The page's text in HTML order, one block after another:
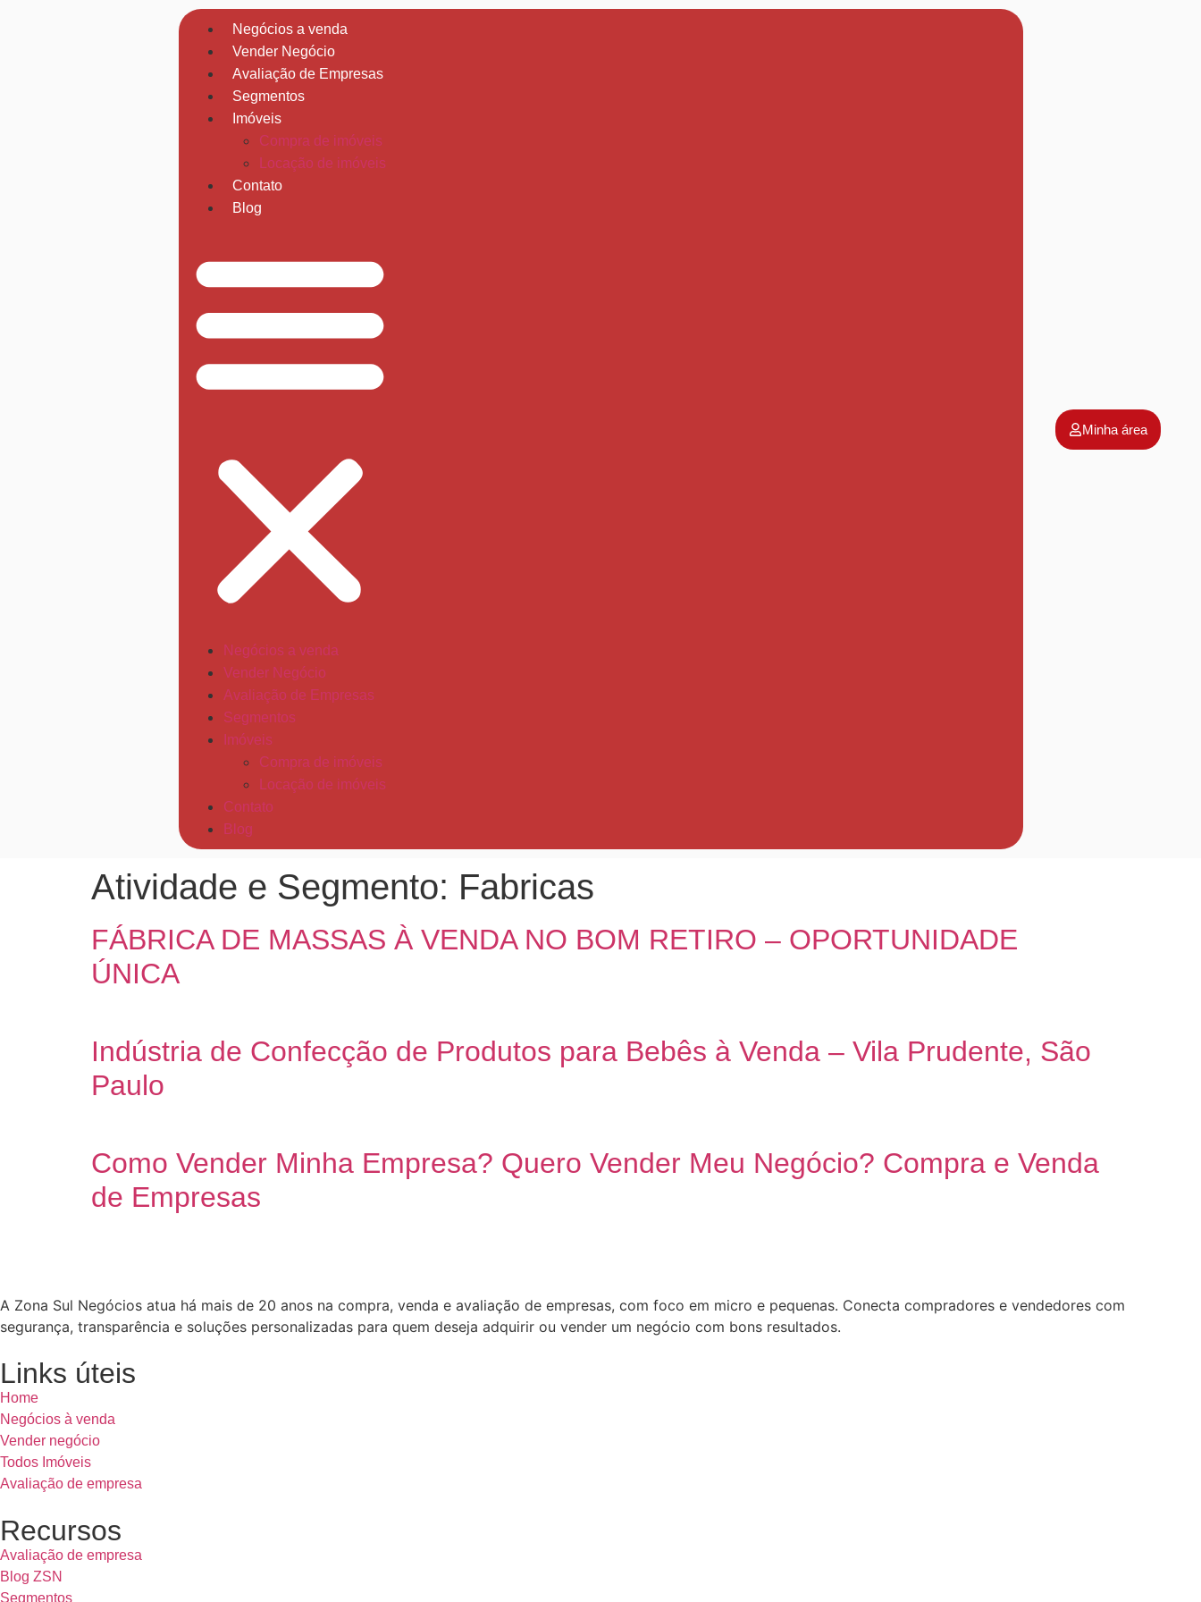
Negócios a venda
Vender Negócio
Avaliação de Empresas
Segmentos
Imóveis
Compra de imóveis
Locação de imóveis
Contato
Blog
Negócios a venda
Vender Negócio
Avaliação de Empresas
Segmentos
Imóveis
Compra de imóveis
Locação de imóveis
Contato
Blog
Minha área
Atividade e Segmento: Fabricas
FÁBRICA DE MASSAS À VENDA NO BOM RETIRO – OPORTUNIDADE
ÚNICA
Indústria de Confecção de Produtos para Bebês à Venda – Vila Prudente, São
Paulo
Como Vender Minha Empresa? Quero Vender Meu Negócio? Compra e Venda
de Empresas
A Zona Sul Negócios atua há mais de 20 anos na compra, venda e avaliação de empresas, com foco em micro e pequenas. Conecta compradores e vendedores com
segurança, transparência e soluções personalizadas para quem deseja adquirir ou vender um negócio com bons resultados.
Links úteis
Home
Negócios à venda
Vender negócio
Todos Imóveis
Avaliação de empresa
Recursos
Avaliação de empresa
Blog ZSN
Segmentos